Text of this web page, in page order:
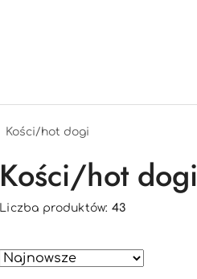
Kości/hot dogi
Kości/hot dogi
Liczba produktów:43
Zastosowano
Sortuj